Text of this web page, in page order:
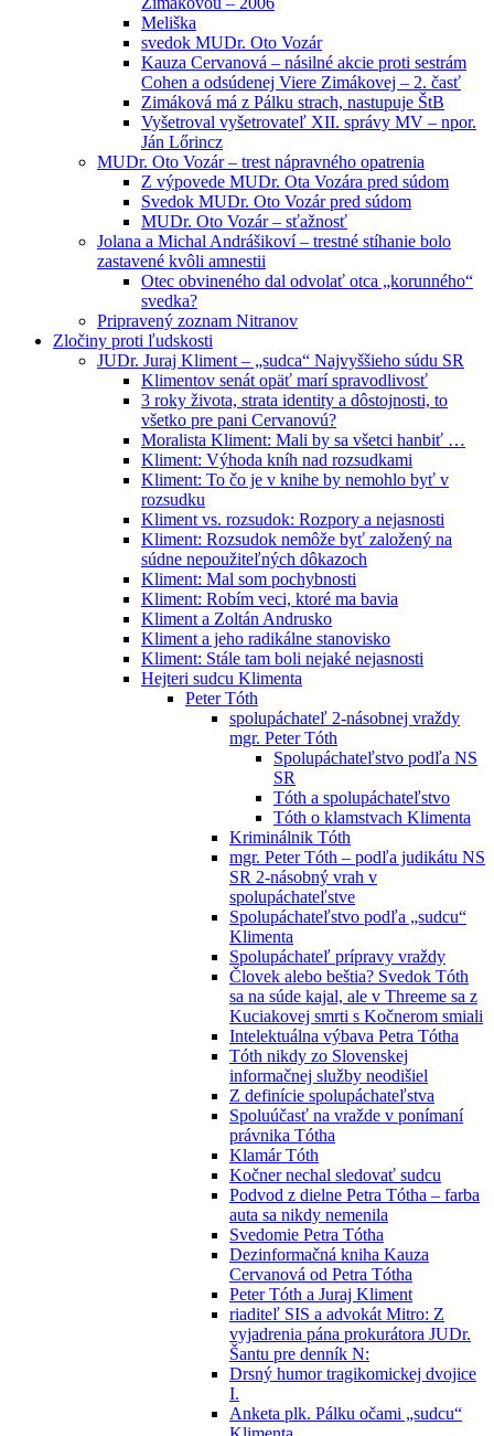
Meliška
svedok MUDr. Oto Vozár
Kauza Cervanová – násilné akcie proti sestrám
Cohen a odsúdenej Viere Zimákovej – 2. časť
Zimáková má z Pálku strach, nastupuje ŠtB
Vyšetroval vyšetrovateľ XII. správy MV – npor.
Ján Lőrincz
MUDr. Oto Vozár – trest nápravného opatrenia
Z výpovede MUDr. Ota Vozára pred súdom
Svedok MUDr. Oto Vozár pred súdom
MUDr. Oto Vozár – sťažnosť
Jolana a Michal Andrášikoví – trestné stíhanie bolo
zastavené kvôli amnestii
Otec obvineného dal odvolať otca „korunného“
svedka?
Pripravený zoznam Nitranov
Zločiny proti ľudskosti
JUDr. Juraj Kliment – „sudca“ Najvyššieho súdu SR
Klimentov senát opäť marí spravodlivosť
3 roky života, strata identity a dôstojnosti, to
všetko pre pani Cervanovú?
Moralista Kliment: Mali by sa všetci hanbiť …
Kliment: Výhoda kníh nad rozsudkami
Kliment: To čo je v knihe by nemohlo byť v
rozsudku
Kliment vs. rozsudok: Rozpory a nejasnosti
Kliment: Rozsudok nemôže byť založený na
súdne nepoužiteľných dôkazoch
Kliment: Mal som pochybnosti
Kliment: Robím veci, ktoré ma bavia
Kliment a Zoltán Andrusko
Kliment a jeho radikálne stanovisko
Kliment: Stále tam boli nejaké nejasnosti
Hejteri sudcu Klimenta
Peter Tóth
spolupáchateľ 2-násobnej vraždy
mgr. Peter Tóth
Spolupáchateľstvo podľa NS
SR
Tóth a spolupáchateľstvo
Tóth o klamstvach Klimenta
Kriminálnik Tóth
mgr. Peter Tóth – podľa judikátu NS
SR 2-násobný vrah v
spolupáchateľstve
Spolupáchateľstvo podľa „sudcu“
Klimenta
Spolupáchateľ prípravy vraždy
Človek alebo beštia? Svedok Tóth
sa na súde kajal, ale v Threeme sa z
Kuciakovej smrti s Kočnerom smiali
Intelektuálna výbava Petra Tótha
Tóth nikdy zo Slovenskej
informačnej služby neodišiel
Z definície spolupáchateľstva
Spoluúčasť na vražde v ponímaní
právnika Tótha
Klamár Tóth
Kočner nechal sledovať sudcu
Podvod z dielne Petra Tótha – farba
auta sa nikdy nemenila
Svedomie Petra Tótha
Dezinformačná kniha Kauza
Cervanová od Petra Tótha
Peter Tóth a Juraj Kliment
riaditeľ SIS a advokát Mitro: Z
vyjadrenia pána prokurátora JUDr.
Šantu pre denník N:
Drsný humor tragikomickej dvojice
I.
Anketa plk. Pálku očami „sudcu“